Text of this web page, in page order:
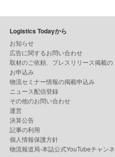
Logistics Todayから
お知らせ
広告に関するお問い合わせ
取材のご依頼、プレスリリース掲載の
お申込み
物流セミナー情報の掲載申込み
ニュース配信登録
その他のお問い合わせ
運営
決算公告
記事の利用
個人情報保護方針
物流報道局-本誌公式YouTubeチャンネ